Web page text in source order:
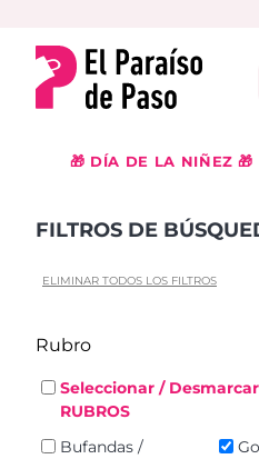
🎁 DÍA DE LA NIÑEZ 🎁
FILTROS DE
ELIMINAR TODOS LOS FILTROS
Rubro
Seleccionar /
RUBROS
Bufandas /